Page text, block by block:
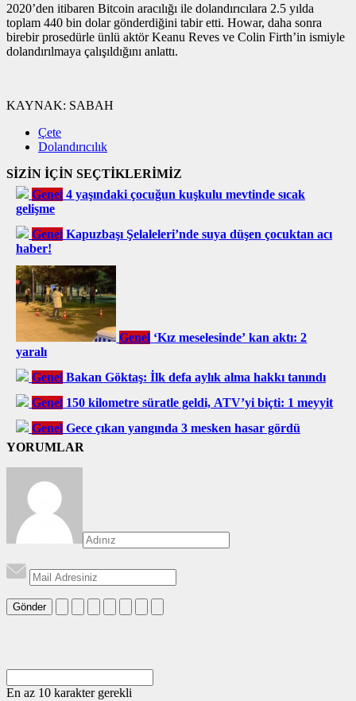
2020’den itibaren Bitcoin aracılığı ile dolandırıcılara 2.5 yılda
toplam 440 bin dolar gönderdiğini tabir etti. Howar, daha sonra
birebir prosedürle ünlü aktör Keanu Reves ve Colin Firth’in ismiyle
dolandırılmaya çalışıldığını anlattı.
KAYNAK: SABAH
Çete
Dolandırıcılık
SİZİN İÇİN SEÇTİKLERİMİZ
Genel 4 yaşındaki çocuğun kuşkulu mevtinde sıcak
gelişme
Genel Kapuzbaşı Şelaleleri’nde suya düşen çocuktan acı
haber!
Genel ‘Kız meselesinde’ kan aktı: 2
yaralı
Genel Bakan Göktaş: İlk defa aylık alma hakkı tanındı
Genel 150 kilometre süratle geldi, ATV’yi biçti: 1 meyyit
Genel Gece çıkan yangında 3 mesken hasar gördü
YORUMLAR
Gönder
En az 10 karakter gerekli